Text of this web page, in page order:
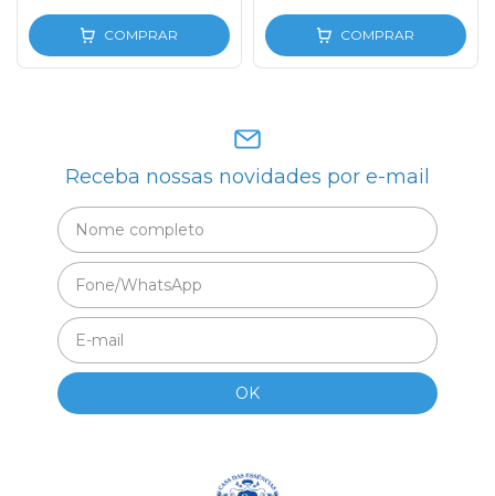
COMPRAR COMPRAR
Receba nossas novidades por e-mail